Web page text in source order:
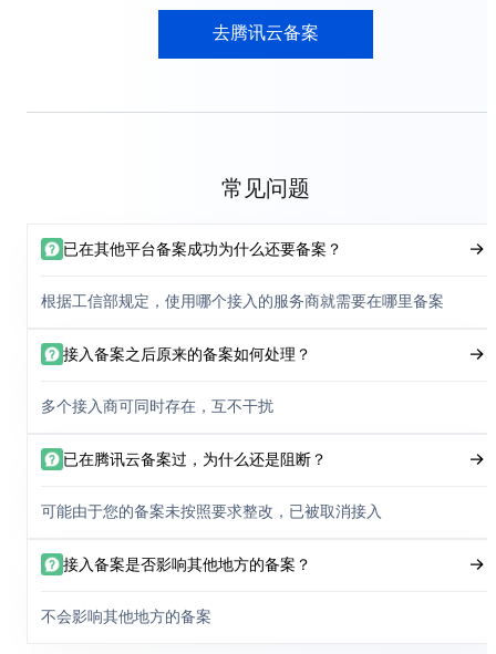
去腾讯云备案
常见问题
已在其他平台备案成功为什么还要备案？
根据工信部规定，使用哪个接入的服务商就需要在哪里备案
接入备案之后原来的备案如何处理？
多个接入商可同时存在，互不干扰
已在腾讯云备案过，为什么还是阻断？
可能由于您的备案未按照要求整改，已被取消接入
接入备案是否影响其他地方的备案？
不会影响其他地方的备案